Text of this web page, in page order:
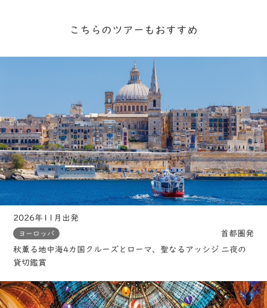
こちらのツアーもおすすめ
2026年11月出発
ヨーロッパ
首都圏発
秋薫る地中海4カ国クルーズとローマ、聖なるアッシジ 二夜の
貸切鑑賞